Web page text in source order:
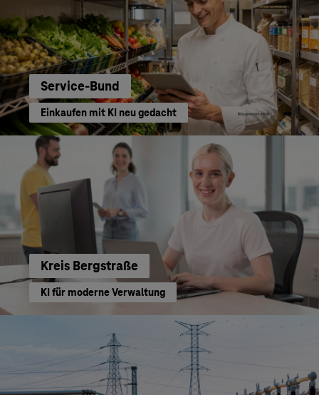
Service-Bund
Einkaufen mit KI neu gedacht
Kreis Bergstraße
KI für moderne Verwaltung